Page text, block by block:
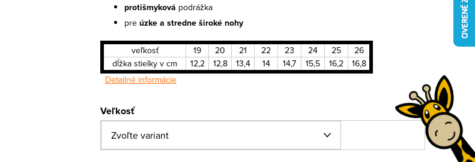
protišmyková podrážka
pre úzke a stredne široké nohy
veľkosť 19 20 21 22 23 24 25
26
dĺžka stielky v cm
12,2 12,8 13,4 14 14,7 15,5 16,2
16,8
Detailné informácie
Veľkosť